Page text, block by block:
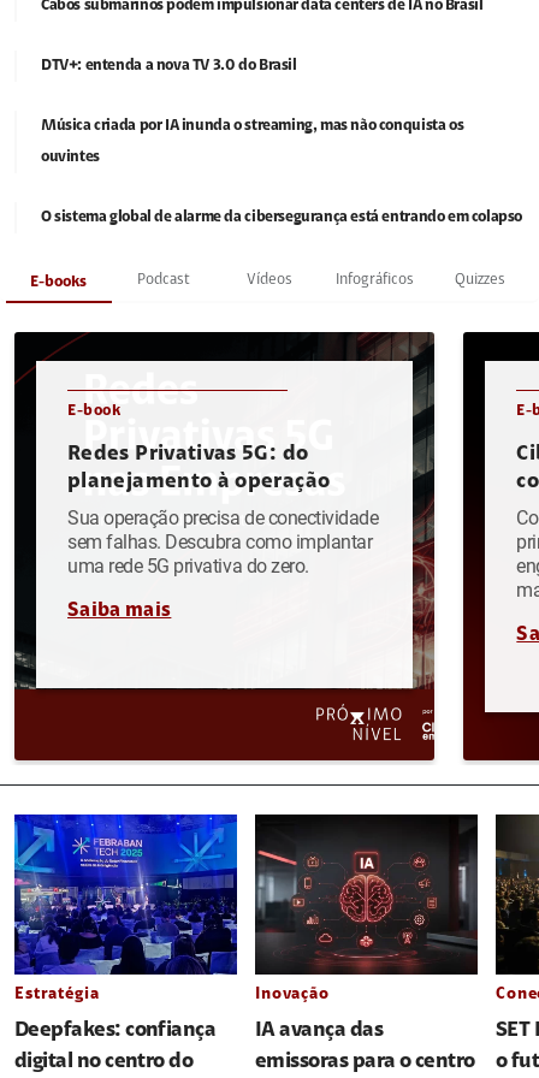
Cabos submarinos podem impulsionar data centers de IA no Brasil
DTV+: entenda a nova TV 3.0 do Brasil
Música criada por IA inunda o streaming, mas não conquista os
ouvintes
O sistema global de alarme da cibersegurança está entrando em colapso
E-books Podcast Vídeos Infográficos Quizzes
E-book
Redes Privativas 5G: do
planejamento à operação
Sua operação precisa de conectividade
sem falhas. Descubra como implantar
uma rede 5G privativa do zero.
Saiba mais
E-
Estratégia
Deepfakes: confiança
digital no centro do
Inovação
IA avança das
emissoras para o centro
SET
o